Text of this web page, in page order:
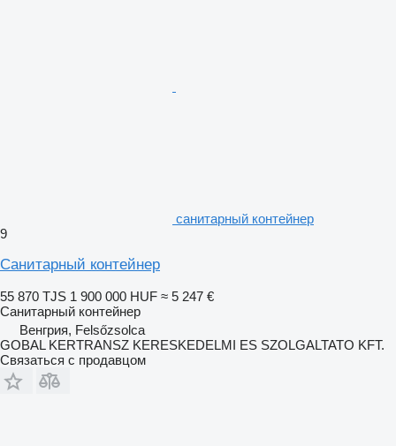
санитарный контейнер
9
Санитарный контейнер
55 870 TJS 1 900 000 HUF ≈ 5 247 €
Санитарный контейнер
Венгрия, Felsőzsolca
GOBAL KERTRANSZ KERESKEDELMI ES SZOLGALTATO KFT.
Связаться с продавцом